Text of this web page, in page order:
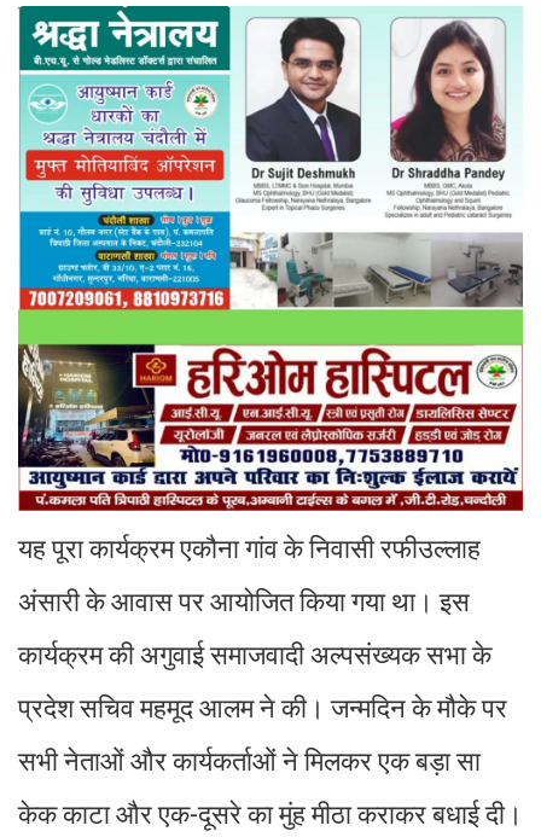
यह पूरा कार्यक्रम एकौना गांव के निवासी रफीउल्लाह
अंसारी के आवास पर आयोजित किया गया था। इस
कार्यक्रम की अगुवाई समाजवादी अल्पसंख्यक सभा के
प्रदेश सचिव महमूद आलम ने की। जन्मदिन के मौके पर
सभी नेताओं और कार्यकर्ताओं ने मिलकर एक बड़ा सा
केक काटा और एक-दूसरे का मुंह मीठा कराकर बधाई दी।